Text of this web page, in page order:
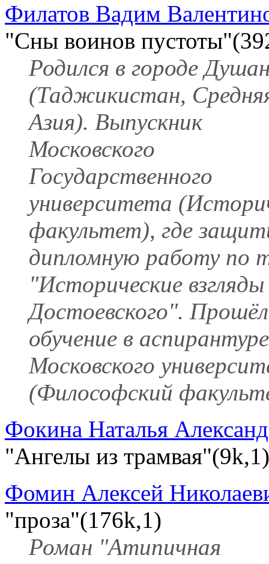
Филатов Вадим
"Сны воинов
Родился в городе
(Таджикистан,
Азия). Выпускник
Московского
Государственного
университета
факультет), где
дипломную работу по
"Исторические взгляды
Достоевского". Прошёл
обучение в аспирантуре
Московского
(Философский
Фокина Наталья
"Ангелы из трамвая"(9k,1)
Фомин Алексей
"проза"(176k,1)
Роман "Атипичная